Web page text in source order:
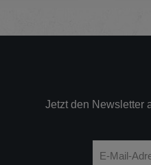
Jetzt den Newsletter
Mail-